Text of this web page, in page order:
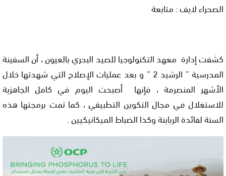
الصحراء لايف : متابعة
كشفت إدارة معهد التكنولوجيا للصيد البحري بالعيون ، أن السفينة
المدرسية ” الرشيد 2 ” و بعد عمليات الإصلاح التي شهدتها خلال
الأشهر المنصرمة ، فإنها أصبحت اليوم في كامل الجاهزية
للاستغلال في مجال التكوين التطبيقي ، كما تمت برمجتها هذه
السنة لفائدة الربابنة وكذا الضباط الميكانيكيين .